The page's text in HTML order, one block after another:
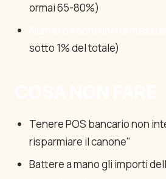
ormai 65-80%)
sotto 1% del totale)
Tenere POS bancario non
risparmiare il canone"
Battere a mano gli importi